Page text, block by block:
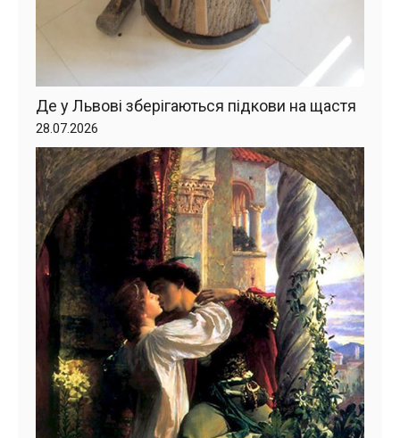
Де у Львові зберігаються підкови на щастя
28.07.2026